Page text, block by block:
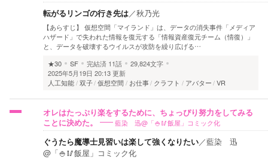
転がるリンゴの行き先は／秋乃光
【あらすじ】 仮想空間「マイランド」は、データの消失事件「メディア
ハザード」で失われた情報を復元する「情報資産復元チーム（情復）」
と、データを破壊するウイルスが攻防を繰り広げる…
★30
SF 完結済 11話
29,824文字
2025年5月19日 20:13 更新
人工知能 双子 仮想空間 お仕事 クラフト アバター VR
オレはたっぷり楽をするために、ちょっぴり努力をしてみる
ことに決めた。
藍染 迅@「🍚🥢飯屋」コミック化
ぐうたら魔導士見習いは楽して強くなりたい／藍染 迅
@「🍚🥢飯屋」コミック化